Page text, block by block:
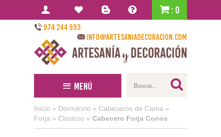
: 0
974 244 993
info@artesaniadecoracion.com
Menú
Inicio » Dormitorio » Cabeceros de Cama »
Forja » Clasicos » Cabecero Forja Conos